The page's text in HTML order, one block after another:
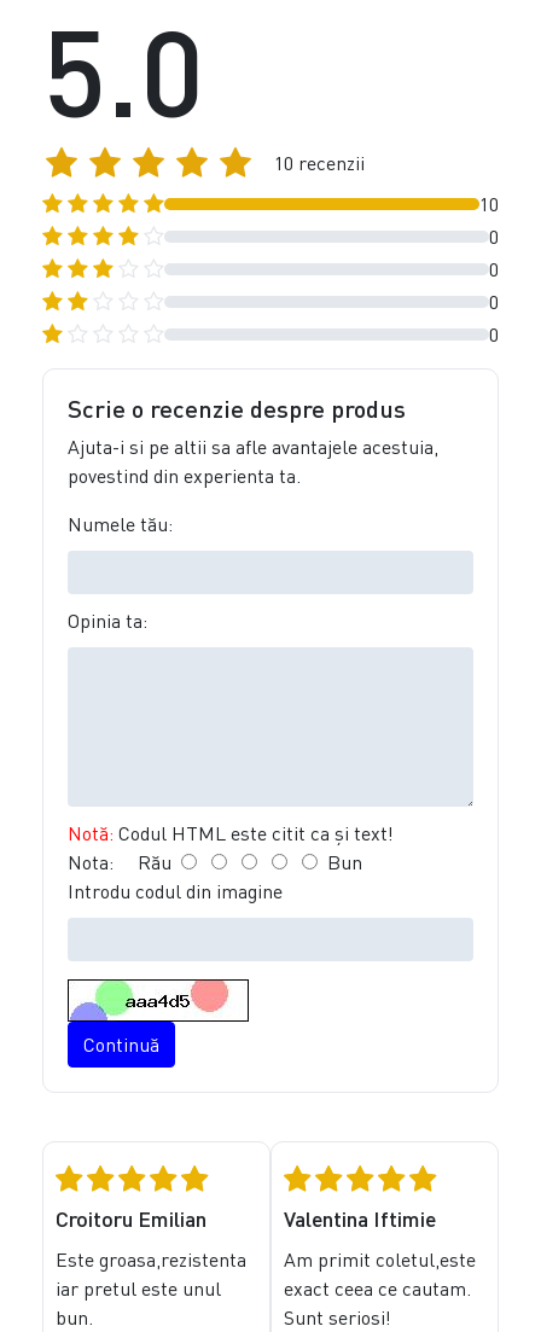
10
0
0
0
0
5.0
10 recenzii
Scrie o recenzie despre produs
Ajuta-i si pe altii sa afle avantajele acestuia,
povestind din experienta ta.
Numele tău:
Opinia ta:
Notă: Codul HTML este citit ca şi text!
Nota: Rău
Bun
Introdu codul din imagine
Continuă
Croitoru Emilian
Este groasa,rezistenta
iar pretul este unul
bun.
Valentina Iftimie
Am primit coletul,este
exact ceea ce cautam.
Sunt seriosi!